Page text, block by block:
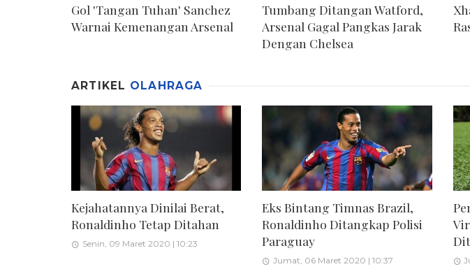
Gol 'Tangan Tuhan' Sanchez
Warnai Kemenangan Arsenal
Tumbang Ditangan Watford,
Arsenal Gagal Pangkas Jarak
Dengan Chelsea
ARTIKEL OLAHRAGA
Kejahatannya Dinilai Berat,
Ronaldinho Tetap Ditahan
Senin, 09 Maret 2020 | 10:23
Eks Bintang Timnas Brazil,
Ronaldinho Ditangkap Polisi
Paraguay
Jumat, 06 Maret 2020 | 10:37